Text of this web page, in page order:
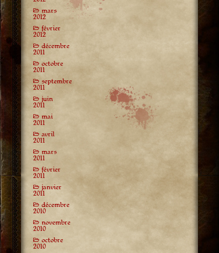
mars
2012
février
2012
décembre
2011
octobre
2011
septembre
2011
juin
2011
mai
2011
avril
2011
mars
2011
février
2011
janvier
2011
décembre
2010
novembre
2010
octobre
2010